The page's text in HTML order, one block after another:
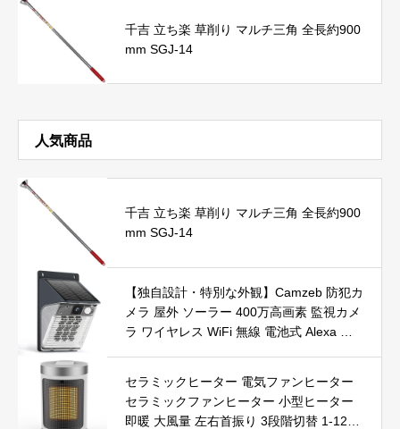
千吉 立ち楽 草削り マルチ三角 全長約900
mm SGJ-14
人気商品
千吉 立ち楽 草削り マルチ三角 全長約900
mm SGJ-14
【独自設計・特別な外観】Camzeb 防犯カ
メラ 屋外 ソーラー 400万高画素 監視カメ
ラ ワイヤレス WiFi 無線 電池式 Alexa 赤
録画 IP66防水 遠隔操作
セラミックヒーター 電気ファンヒーター
セラミックファンヒーター 小型ヒーター
即暖 大風量 左右首振り 3段階切替 1-12時